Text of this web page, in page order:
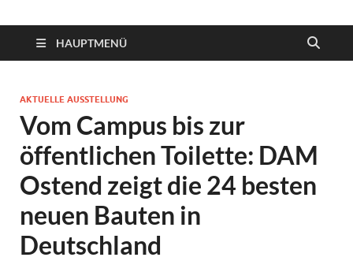
HAUPTMENÜ
AKTUELLE AUSSTELLUNG
Vom Campus bis zur
öffentlichen Toilette: DAM
Ostend zeigt die 24 besten
neuen Bauten in
Deutschland